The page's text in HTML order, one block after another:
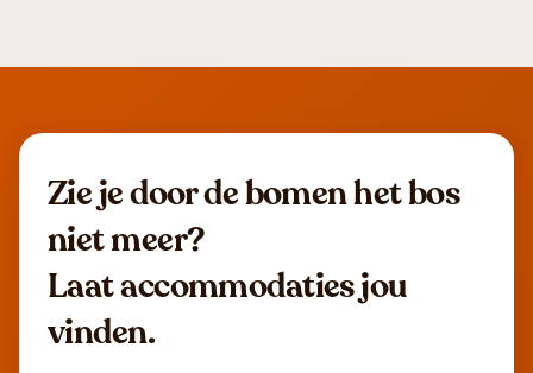
Zie je door de bomen het bos
niet meer?
Laat accommodaties jou
vinden.